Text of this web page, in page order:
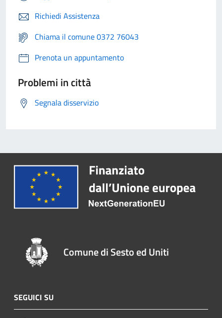
Richiedi Assistenza
Chiama il comune 0372 76043
Prenota un appuntamento
Problemi in città
Segnala disservizio
Comune di Sesto ed Uniti
SEGUICI SU